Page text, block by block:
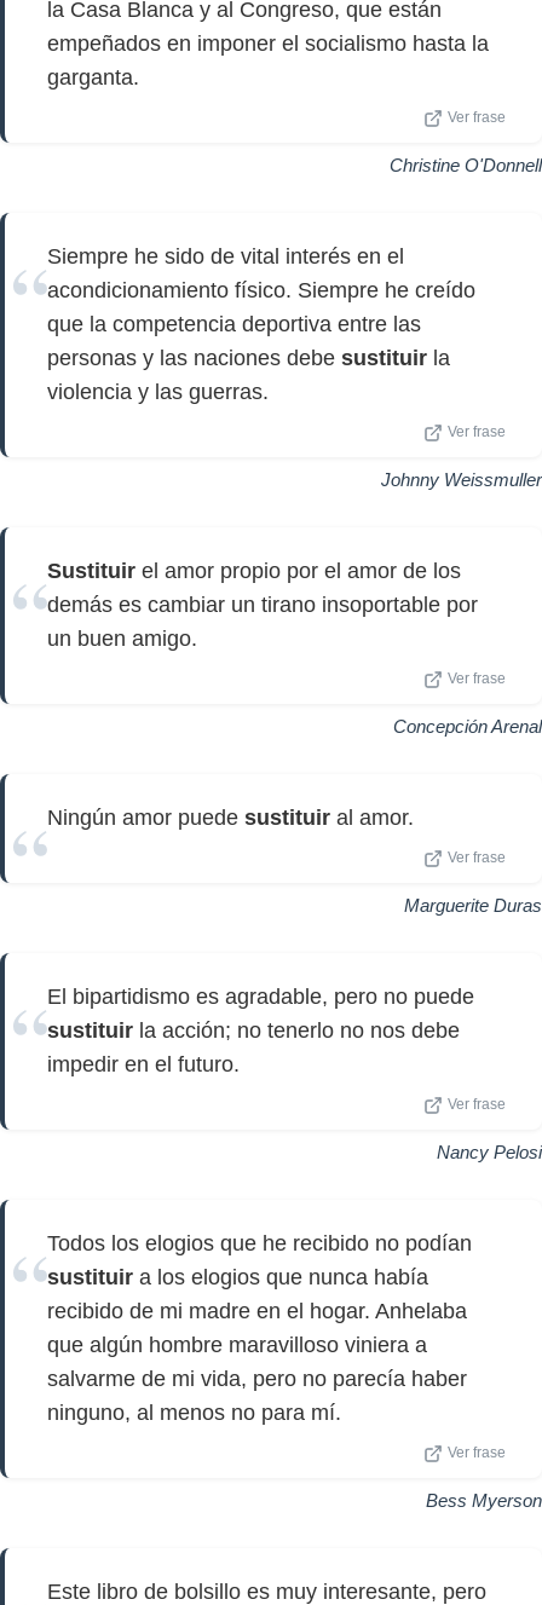
la Casa Blanca y al Congreso, que están
empeñados en imponer el socialismo hasta la
garganta.
Ver frase
Christine O'Donnell
Siempre he sido de vital interés en el
acondicionamiento físico. Siempre he creído
que la competencia deportiva entre las
personas y las naciones debe sustituir la
violencia y las guerras.
Ver frase
Johnny Weissmuller
Sustituir el amor propio por el amor de los
demás es cambiar un tirano insoportable por
un buen amigo.
Ver frase
Concepción Arenal
Ningún amor puede sustituir al amor.
Ver frase
Marguerite Duras
El bipartidismo es agradable, pero no puede
sustituir la acción; no tenerlo no nos debe
impedir en el futuro.
Ver frase
Nancy Pelosi
Todos los elogios que he recibido no podían
sustituir a los elogios que nunca había
recibido de mi madre en el hogar. Anhelaba
que algún hombre maravilloso viniera a
salvarme de mi vida, pero no parecía haber
ninguno, al menos no para mí.
Ver frase
Bess Myerson
Este libro de bolsillo es muy interesante, pero